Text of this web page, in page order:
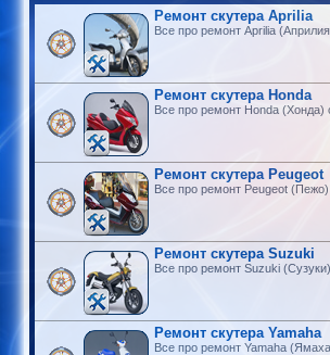
Ремонт скутера Aprilia
Все про ремонт Aprilia
Ремонт скутера Honda
Все про ремонт Honda (Хонда)
Ремонт скутера Peugeot
Все про ремонт Peugeot (Пежо)
Ремонт скутера Suzuki
Все про ремонт Suzuki (Сузуки)
Ремонт скутера Yamaha
Все про ремонт Yamaha